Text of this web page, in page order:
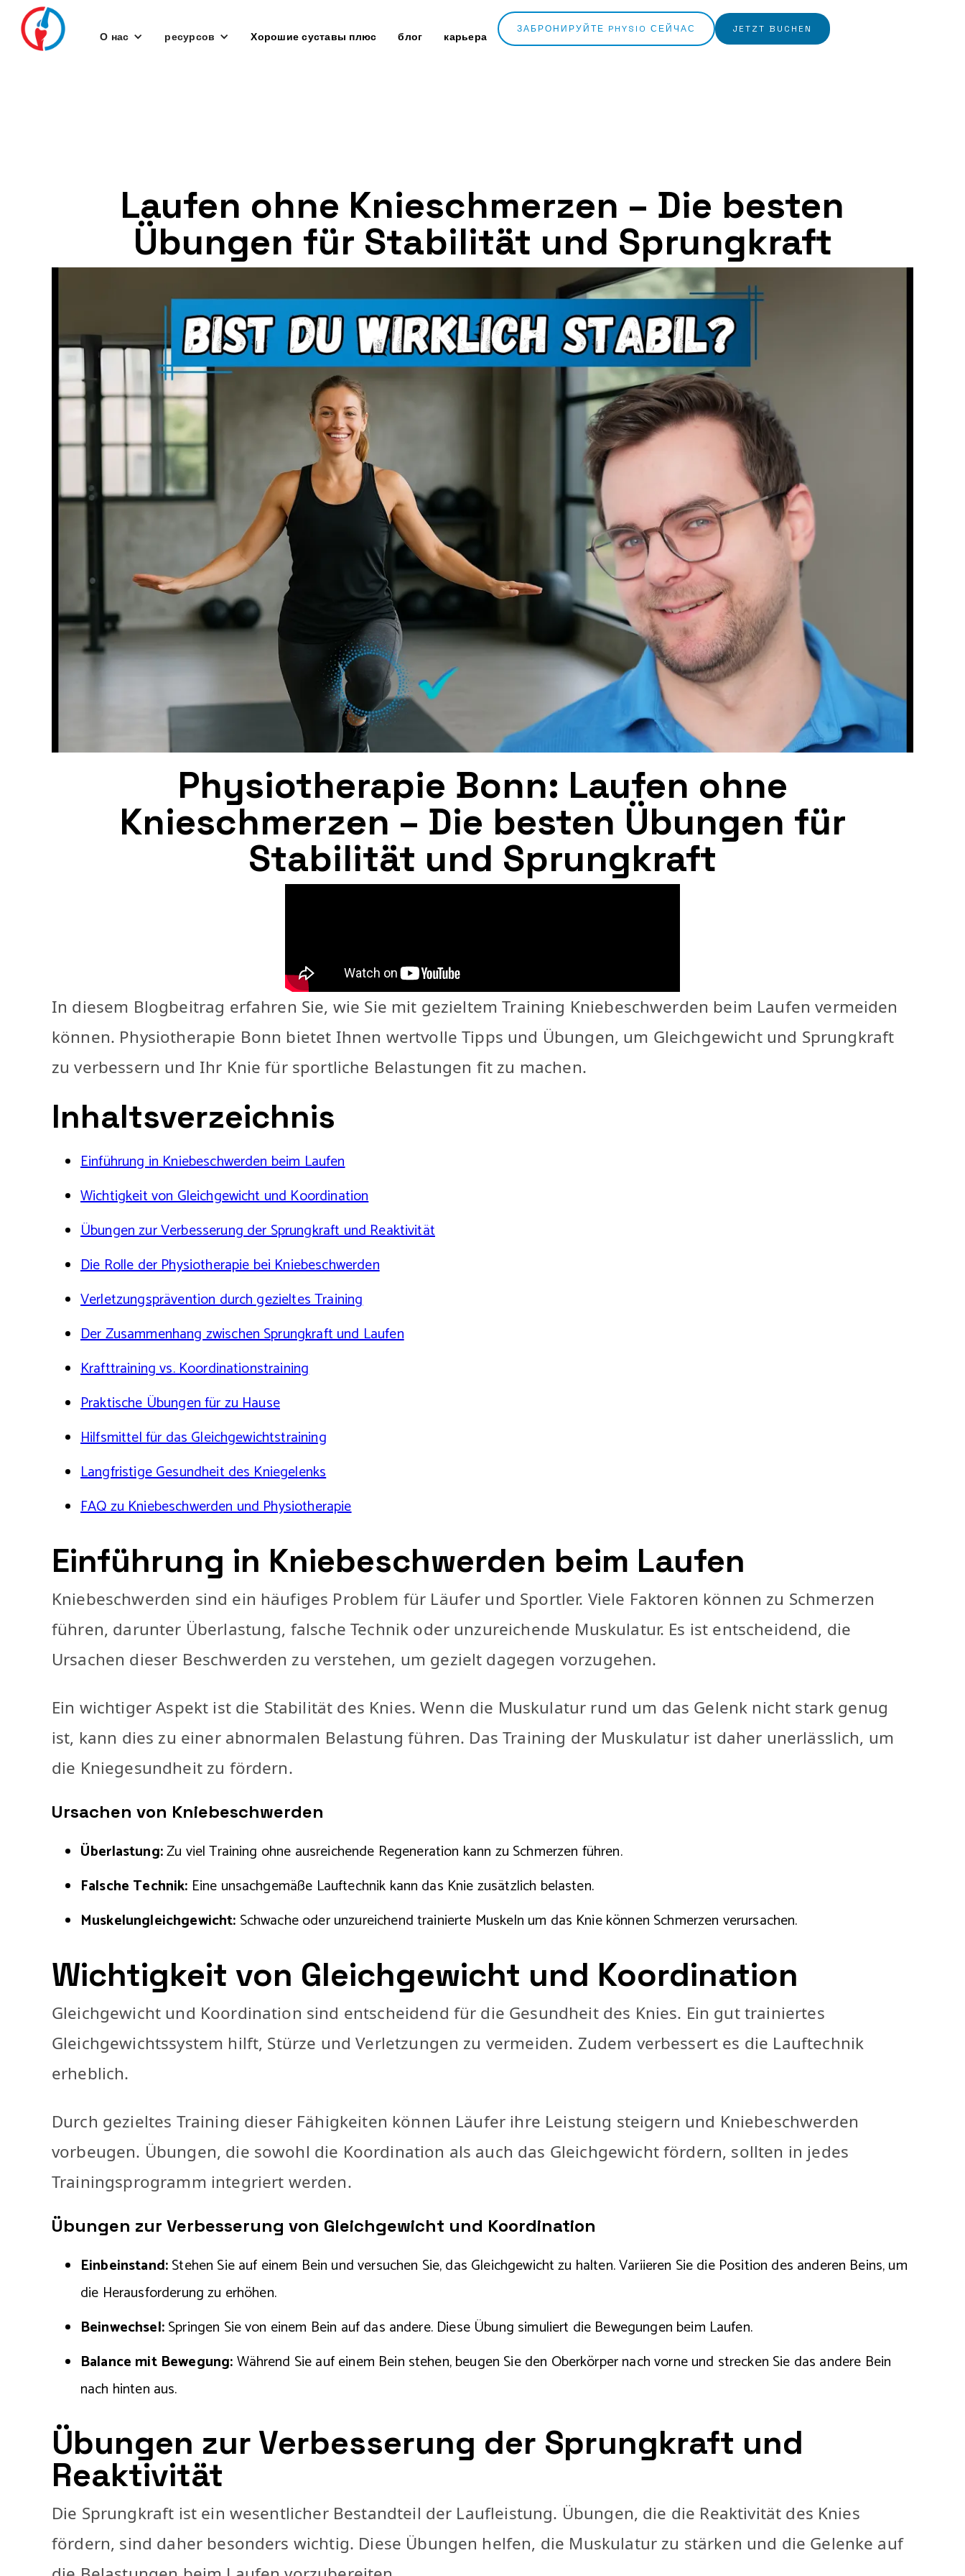
О нас ресурсов Хорошие суставы плюс блог карьера
ЗАБРОНИРУЙТЕ PHYSIO СЕЙЧАС JETZT BUCHEN
Laufen ohne Knieschmerzen – Die besten
Übungen für Stabilität und Sprungkraft
Physiotherapie Bonn: Laufen ohne
Knieschmerzen – Die besten Übungen für
Stabilität und Sprungkraft
In diesem Blogbeitrag erfahren Sie, wie Sie mit gezieltem Training Kniebeschwerden beim Laufen vermeiden
können. Physiotherapie Bonn bietet Ihnen wertvolle Tipps und Übungen, um Gleichgewicht und Sprungkraft
zu verbessern und Ihr Knie für sportliche Belastungen fit zu machen.
Inhaltsverzeichnis
Einführung in Kniebeschwerden beim Laufen
Wichtigkeit von Gleichgewicht und Koordination
Übungen zur Verbesserung der Sprungkraft und Reaktivität
Die Rolle der Physiotherapie bei Kniebeschwerden
Verletzungsprävention durch gezieltes Training
Der Zusammenhang zwischen Sprungkraft und Laufen
Krafttraining vs. Koordinationstraining
Praktische Übungen für zu Hause
Hilfsmittel für das Gleichgewichtstraining
Langfristige Gesundheit des Kniegelenks
FAQ zu Kniebeschwerden und Physiotherapie
Einführung in Kniebeschwerden beim Laufen
Kniebeschwerden sind ein häufiges Problem für Läufer und Sportler. Viele Faktoren können zu Schmerzen
führen, darunter Überlastung, falsche Technik oder unzureichende Muskulatur. Es ist entscheidend, die
Ursachen dieser Beschwerden zu verstehen, um gezielt dagegen vorzugehen.
Ein wichtiger Aspekt ist die Stabilität des Knies. Wenn die Muskulatur rund um das Gelenk nicht stark genug
ist, kann dies zu einer abnormalen Belastung führen. Das Training der Muskulatur ist daher unerlässlich, um
die Kniegesundheit zu fördern.
Ursachen von Kniebeschwerden
Überlastung:Zu viel Training ohne ausreichende Regeneration kann zu Schmerzen führen.
Falsche Technik: Eine unsachgemäße Lauftechnik kann das Knie zusätzlich belasten.
Muskelungleichgewicht: Schwache oder unzureichend trainierte Muskeln um das Knie können Schmerzen verursachen.
Wichtigkeit von Gleichgewicht und Koordination
Gleichgewicht und Koordination sind entscheidend für die Gesundheit des Knies. Ein gut trainiertes
Gleichgewichtssystem hilft, Stürze und Verletzungen zu vermeiden. Zudem verbessert es die Lauftechnik
erheblich.
Durch gezieltes Training dieser Fähigkeiten können Läufer ihre Leistung steigern und Kniebeschwerden
vorbeugen. Übungen, die sowohl die Koordination als auch das Gleichgewicht fördern, sollten in jedes
Trainingsprogramm integriert werden.
Übungen zur Verbesserung von Gleichgewicht und Koordination
Einbeinstand:Stehen Sie auf einem Bein und versuchen Sie, das Gleichgewicht zu halten. Variieren Sie die Position des anderen Beins, um
die Herausforderung zu erhöhen.
Beinwechsel:Springen Sie von einem Bein auf das andere. Diese Übung simuliert die Bewegungen beim Laufen.
Balance mit Bewegung:Während Sie auf einem Bein stehen, beugen Sie den Oberkörper nach vorne und strecken Sie das andere Bein
nach hinten aus.
Übungen zur Verbesserung der Sprungkraft und
Reaktivität
Die Sprungkraft ist ein wesentlicher Bestandteil der Laufleistung. Übungen, die die Reaktivität des Knies
fördern, sind daher besonders wichtig. Diese Übungen helfen, die Muskulatur zu stärken und die Gelenke auf